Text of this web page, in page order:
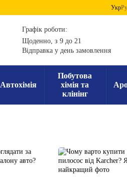
Укр
Графік роботи:
Щоденно, з 9 до 21
Відправка у день замовлення
Автохімія
Побутова
хімія та
клінінг